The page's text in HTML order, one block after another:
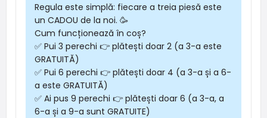
Regula este simplă: fiecare a treia piesă este
un CADOU de la noi. 🥳
Cum funcționează în coș?
✅ Pui 3 perechi 👉 plătești doar 2 (a 3-a este
GRATUITĂ)
✅ Pui 6 perechi 👉 plătești doar 4 (a 3-a și a 6-
a este GRATUITĂ)
✅ Ai pus 9 perechi 👉 plătești doar 6 (a 3-a, a
6-a și a 9-a sunt GRATUITE)